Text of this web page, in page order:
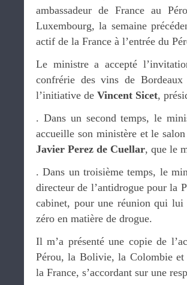
ambassadeur de France au
Luxembourg, la semaine
actif de la France à l’entrée du
Le ministre a accepté
confrérie des vins de
l’initiative de Vincent Sicet,
. Dans un second temps, le
accueille son ministère et le
Javier Perez de Cuellar, que le
. Dans un troisième temps, le
directeur de l’antidrogue pour la
cabinet, pour une réunion qui lui
zéro en matière de drogue.
Il m’a présenté une copie de
Pérou, la Bolivie, la Colombie et
la France, s’accordant sur une